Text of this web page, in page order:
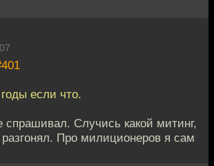
если что.
спрашивал. Случись какой митинг,
разгонял. Про милиционеров я сам